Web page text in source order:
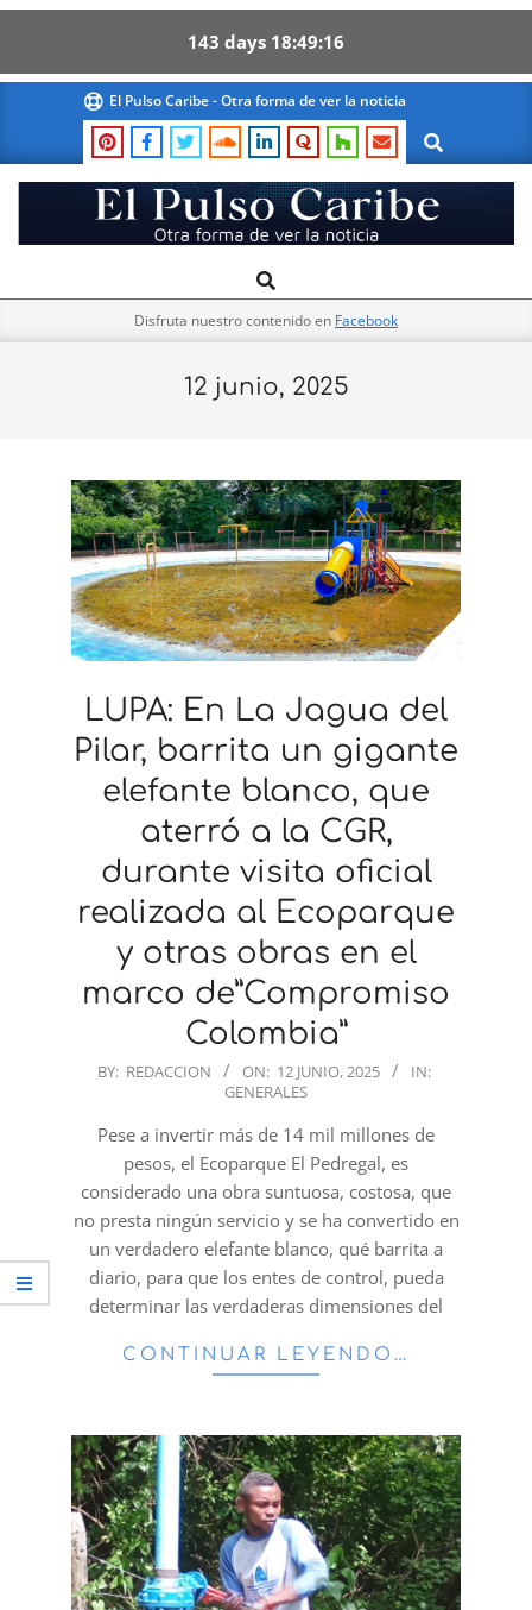
143 days 18 49 15
content
El Pulso Caribe - Otra forma de ver la noticia
Search
El
Pulso
Navigation
Search
Disfruta nuestro contenido en Facebook
12 junio, 2025
LUPA: En La Jagua del
Pilar, barrita un gigante
elefante blanco, que
aterró a la CGR,
durante visita oficial
realizada al Ecoparque
y otras obras en el
marco de”Compromiso
Colombia”
2025-
BY: REDACCION ON: 12 JUNIO, 2025
IN:
GENERALES
Pese a invertir más de 14 mil millones de
pesos, el Ecoparque El Pedregal, es
considerado una obra suntuosa, costosa, que
no presta ningún servicio y se ha convertido en
un verdadero elefante blanco, qué barrita a
diario, para que los entes de control, pueda
determinar las verdaderas dimensiones del
CONTINUAR LEYENDO…